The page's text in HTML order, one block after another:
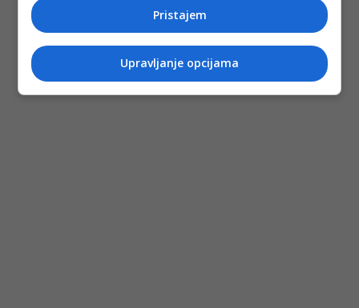
Pristajem
Upravljanje opcijama